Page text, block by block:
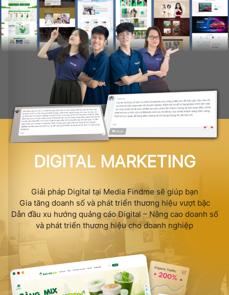
DIGITAL MARKETING
Giải pháp Digital tại Media Findme sẽ giúp bạn
Gia tăng doanh số và phát triển thương hiệu vượt bậc
Dẫn đầu xu hướng quảng cáo Digital – Nâng cao doanh số
và phát triển thương hiệu cho doanh nghiệp